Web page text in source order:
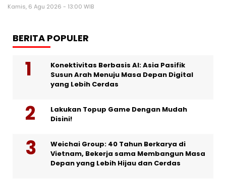
Kamis, 6 Agu 2026 - 13:00 WIB
BERITA POPULER
Konektivitas Berbasis AI: Asia Pasifik
Susun Arah Menuju Masa Depan Digital
yang Lebih Cerdas
Lakukan Topup Game Dengan Mudah
Disini!
Weichai Group: 40 Tahun Berkarya di
Vietnam, Bekerja sama Membangun Masa
Depan yang Lebih Hijau dan Cerdas